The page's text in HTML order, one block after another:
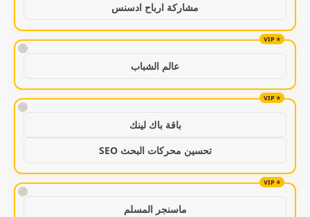
مشاركة ارباح ادسنس
!
عالم الشباب
!
باقة باك لينك
تحسين محركات البحث SEO
!
ماسنجر المسلم